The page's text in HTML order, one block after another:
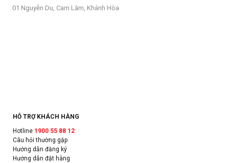
01 Nguyễn Du, Cam Lâm, Khánh Hòa
HỖ TRỢ KHÁCH HÀNG
Hotline 1900 55 88 12
Câu hỏi thường gặp
Hướng dẫn đăng ký
Hướng dẫn đặt hàng